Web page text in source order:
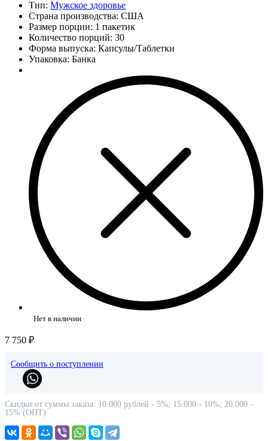
Тип: Мужское здоровье
Страна производства: США
Размер порции: 1 пакетик
Количество порций: 30
Форма выпуска: Капсулы/Таблетки
Упаковка: Банка
Нет в наличии
7 750 ₽
Сообщить о поступлении
Скидки от суммы заказа: 10.000 рублей - 5%; 15.000 - 10%; 20.000 -
15% (ОПТ)